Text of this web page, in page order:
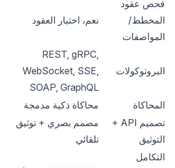
فحص عقود
المخطط/
المواصفات
نعم، اختبار العقود
البروتوكولات
REST, gRPC,
WebSocket, SSE,
SOAP, GraphQL
المحاكاة محاكاة ذكية مدمجة
تصميم API +
التوثيق
مصمم بصري + توثيق
تلقائي
التكامل